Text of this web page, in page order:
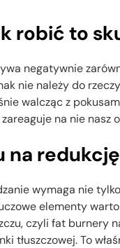
robić to
negatywnie
nie należy do
walcząc z
na nie
na redukcję
wymaga nie
elementy
czyli fat
tłuszczowej. To